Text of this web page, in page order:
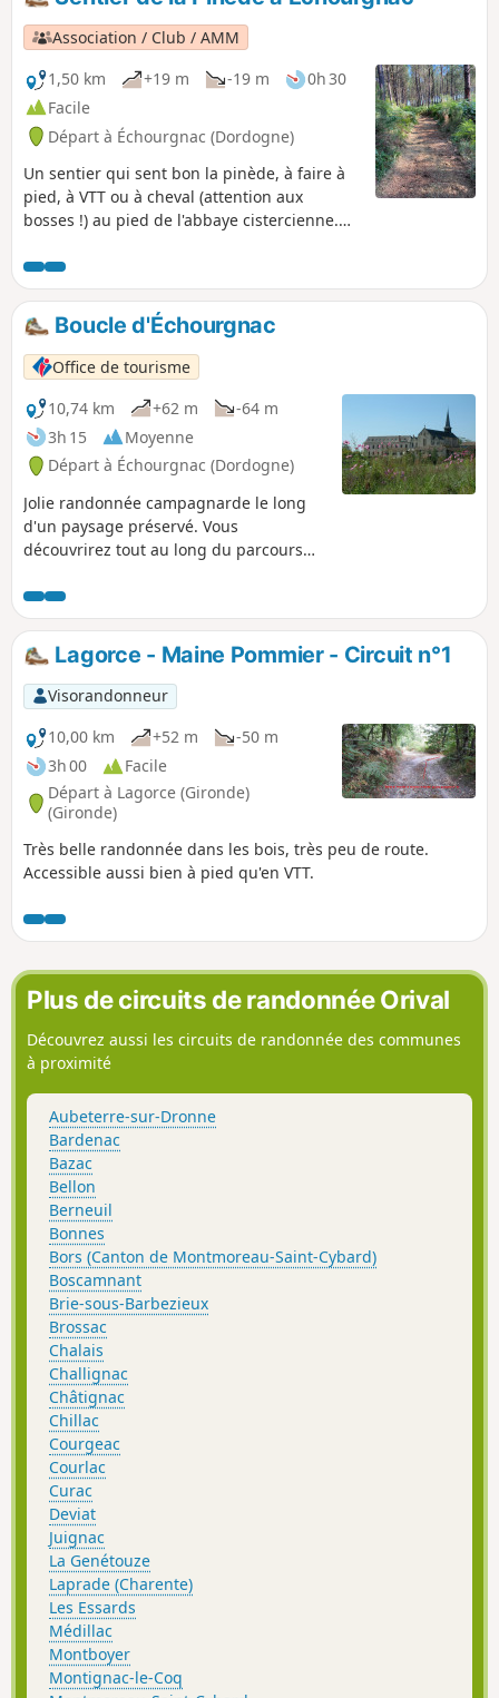
Association / Club / AMM
1,50 km
+19 m -19 m
0h 30
Facile
Départ à Échourgnac (Dordogne)
Un sentier qui sent bon la pinède, à faire à
pied, à VTT ou à cheval (attention aux
bosses !) au pied de l'abbaye cistercienne.
Boucle d'Échourgnac
Office de tourisme
10,74 km
+62 m
-64 m
3h 15
Moyenne
Départ à Échourgnac (Dordogne)
Jolie randonnée campagnarde le long
d'un paysage préservé. Vous
découvrirez tout au long du parcours
animaux un refuge sauvage et préservé.
Faites une pause à l'Abbaye
Cistercienne Notre-Dame de Bonne
Espérance et profitez-en pour déguster
le fameux fromage "Trappe
Échourgnac ».
Lagorce - Maine Pommier - Circuit n°1
Visorandonneur
10,00 km
+52 m
-50 m
3h 00
Facile
Départ à Lagorce (Gironde)
(Gironde)
Très belle randonnée dans les bois, très peu de route.
Accessible aussi bien à pied qu'en VTT.
Plus de circuits de randonnée Orival
Découvrez aussi les circuits de randonnée des communes
à proximité
Aubeterre-sur-Dronne
Bardenac
Bazac
Bellon
Berneuil
Bonnes
Bors (Canton de Montmoreau-Saint-Cybard)
Boscamnant
Brie-sous-Barbezieux
Brossac
Chalais
Challignac
Châtignac
Chillac
Courgeac
Courlac
Curac
Deviat
Juignac
La Genétouze
Laprade (Charente)
Les Essards
Médillac
Montboyer
Montignac-le-Coq